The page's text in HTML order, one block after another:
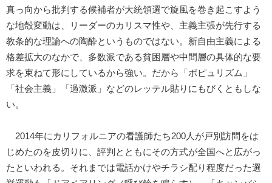
真っ向から批判する候補者が大統領選で旋風を巻き起こすよう
な地殻変動は、リーダーのカリスマ性や、主義主張が先行する
教条的な理論への陶酔というものではない。新自由主義による
格差拡大のなかで、多数派である貧困層や中間層の具体的な要
求を束ねて形にしているから強い。だから「ポピュリズム」
「社会主義」「過激派」などのレッテル貼りにもびくともしな
い。
2014年にカリフォルニアの看護師たち200人が戸別訪問をは
じめたのを皮切りに、評判とともにその方式が全国へと広がっ
たといわれる。それまでは電話かけやチラシ配り程度だった選